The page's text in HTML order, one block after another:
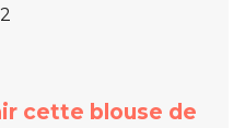
cette blouse de